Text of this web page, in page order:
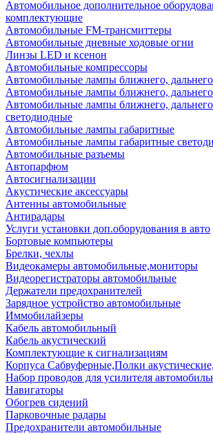
Автомобильное дополнительное
комплектующие
Автомобильные FM-трансмиттеры
Автомобильные дневные ходовые огни
Линзы LED и ксенон
Автомобильные компрессоры
Автомобильные лампы ближнего, дальнего
Автомобильные лампы ближнего, дальнего
Автомобильные лампы ближнего, дальнего
светодиодные
Автомобильные лампы габаритные
Автомобильные лампы габаритные
Автомобильные разъемы
Автопарфюм
Автосигнализации
Акустические аксессуары
Антенны автомобильные
Антирадары
Услуги установки доп.оборудования в авто
Бортовые компьютеры
Брелки, чехлы
Видеокамеры автомобильные,мониторы
Видеорегистраторы автомобильные
Держатели предохранителей
Зарядное устройство автомобильные
Иммобилайзеры
Кабель автомобильный
Кабель акустический
Комплектующие к сигнализациям
Корпуса Сабвуферные,Полки
Набор проводов для усилителя
Навигаторы
Обогрев сидений
Парковочные радары
Предохранители автомобильные